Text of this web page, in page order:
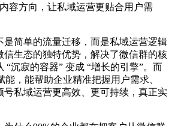
容方向，让私域运营更贴合用户需
是简单的流量迁移，而是私域运营逻辑
信生态的独特优势，解决了微信群的核
“沉寂的容器” 变成 “增长的引擎”。而
能，能帮助企业精准把握用户需求、
号私域运营更高效、更可持续，真正实